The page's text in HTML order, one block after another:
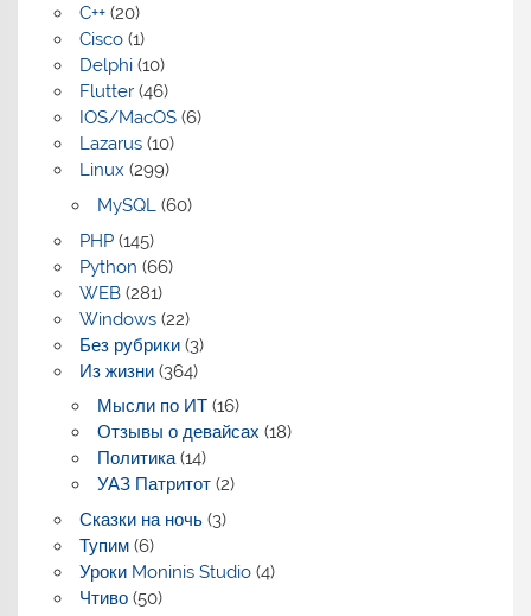
C++(20)
Cisco(1)
Delphi(10)
Flutter(46)
IOS/MacOS(6)
Lazarus(10)
Linux (299)
MySQL(60)
PHP(145)
Python (66)
WEB(281)
Windows(22)
Без рубрики(3)
Из жизни(364)
Мысли по ИТ(16)
Отзывы о девайсах (18)
Политика(14)
УАЗ Патритот(2)
Сказки на ночь(3)
Тупим(6)
Уроки Moninis Studio(4)
Чтиво(50)